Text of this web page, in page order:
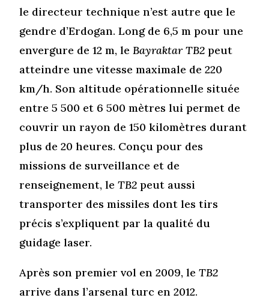
le directeur technique n’est autre que le
gendre d’Erdogan. Long de 6,5 m pour une
envergure de 12 m, leBayraktar TB2 peut
atteindre une vitesse maximale de 220
km/h. Son altitude opérationnelle située
entre 5 500 et 6 500 mètres lui permet de
couvrir un rayon de 150 kilomètres durant
plus de 20 heures. Conçu pour des
missions de surveillance et de
renseignement, leTB2 peut aussi
transporter des missiles dont les tirs
précis s’expliquent par la qualité du
guidage laser.
Après son premier vol en 2009, leTB2
arrive dans l’arsenal turc en 2012.